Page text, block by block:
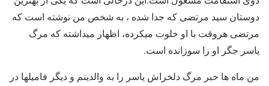
دوستان سید مرتضی که جدا شده ، به شخص من نوشته است که
مرتضی هروقت با او خلوت میکرده، اظهار میداشته که مرگ
یاسر جگر او را سوزانده است.
من ماه ها خبر مرگ دلخراش یاسر را به والدینم و دیگر فامیلها در